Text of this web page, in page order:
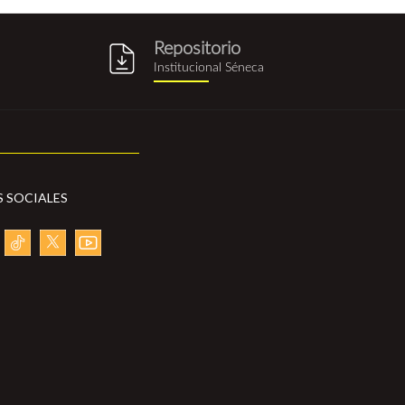
Repositorio
Institucional Séneca
SOCIALES